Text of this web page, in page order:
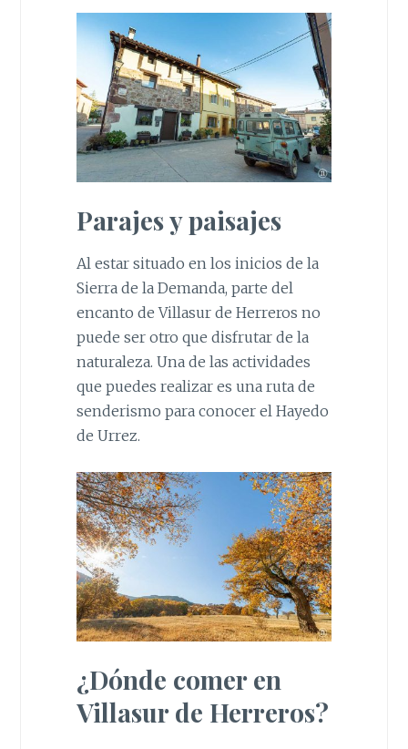
Parajes y paisajes
Al estar situado en los inicios de la
Sierra de la Demanda, parte del
encanto de Villasur de Herreros no
puede ser otro que disfrutar de la
naturaleza. Una de las actividades
que puedes realizar es una ruta de
senderismo para conocer el Hayedo
de Urrez.
¿Dónde comer en
Villasur de Herreros?